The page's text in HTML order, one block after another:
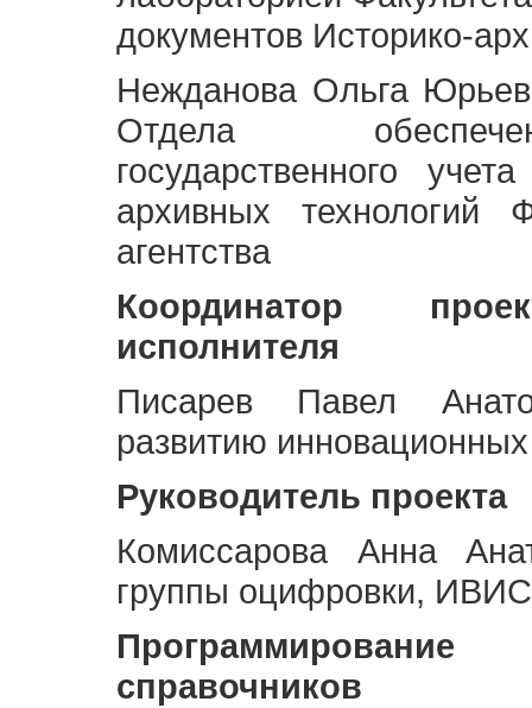
документов Историко-
Нежданова Ольга
Отдела
государственного
архивных технологий
агентства
Координатор
исполнителя
Писарев Павел
развитию
Руководитель проекта
Комиссарова Анна
группы оцифровки, ИВИС
Программирование
справочников